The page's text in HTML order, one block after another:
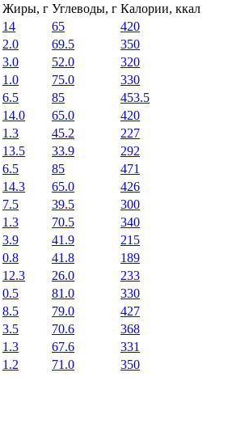
Жиры, г Углеводы, г Калории, ккал
14 65
420
2.0 69.5
350
3.0 52.0
320
1.0 75.0
330
6.5 85
453.5
14.0 65.0
420
1.3 45.2
227
13.5 33.9
292
6.5 85
471
14.3 65.0
426
7.5 39.5
300
1.3 70.5
340
3.9 41.9
215
0.8 41.8
189
12.3 26.0
233
0.5 81.0
330
8.5 79.0
427
3.5 70.6
368
1.3 67.6
331
1.2 71.0 350